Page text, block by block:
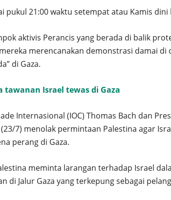
pukul 21:00 waktu setempat atau Kamis dini
aktivis Perancis yang berada di balik
merencanakan demonstrasi damai
di Gaza.
tawanan Israel tewas di Gaza
Internasional (IOC) Thomas Bach dan
7) menolak permintaan Palestina agar
perang di Gaza.
meminta larangan terhadap Israel
di Jalur Gaza yang terkepung sebagai